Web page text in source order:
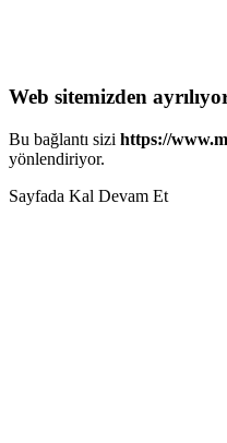
Web sitemizden
Bu bağlantı sizi https://
yönlendiriyor.
Sayfada Kal Devam Et